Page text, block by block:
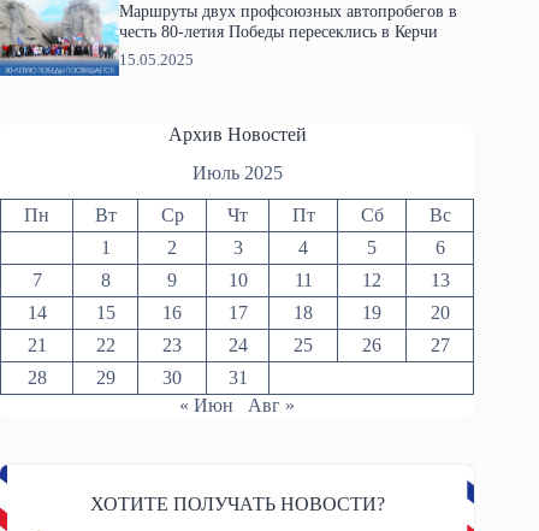
Маршруты двух профсоюзных автопробегов в
честь 80-летия Победы пересеклись в Керчи
15.05.2025
Архив Новостей
Июль 2025
Пн Вт Ср Чт Пт Сб
Вс
1
2 3 4 5
6
7
8 9 10 11 12
13
14
15 16 17 18 19
20
21
22 23 24 25 26
27
28
29 30
31
« Июн
Авг »
ХОТИТЕ ПОЛУЧАТЬ НОВОСТИ?